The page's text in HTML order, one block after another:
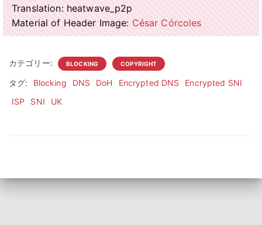
Translation: heatwave_p2p
Material of Header Image: César Córcoles
カテゴリー: BLOCKING COPYRIGHT
タグ: Blocking DNS DoH Encrypted DNS
Encrypted SNI
ISP
SNI UK